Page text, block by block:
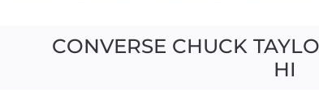
CONVERSE CHUCK
HI